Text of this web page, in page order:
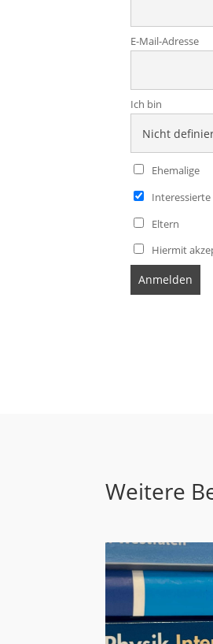
E-Mail-Adresse
Ich bin
Ehemalige
Interessierte
Eltern
Hiermit
Weitere